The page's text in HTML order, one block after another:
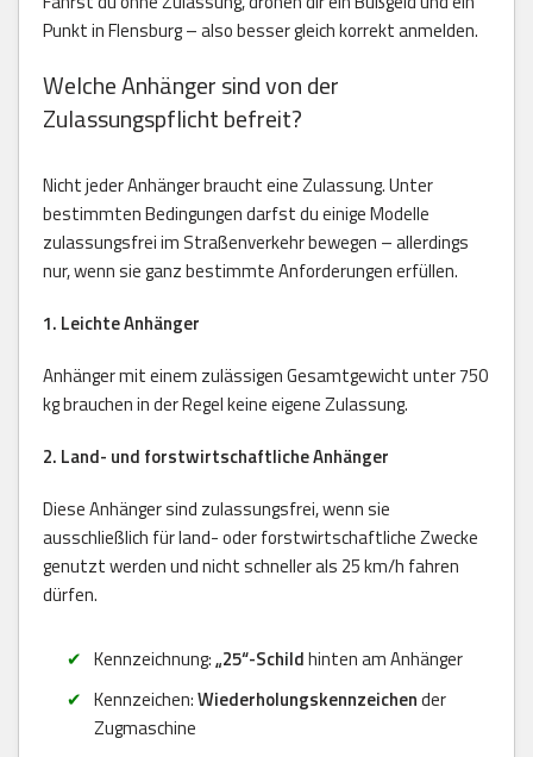
Punkt in Flensburg – also besser gleich korrekt anmelden.
Welche Anhänger sind von der
Zulassungspflicht befreit?
Nicht jeder Anhänger braucht eine Zulassung. Unter
bestimmten Bedingungen darfst du einige Modelle
zulassungsfrei im Straßenverkehr bewegen – allerdings
nur, wenn sie ganz bestimmte Anforderungen erfüllen.
1. Leichte Anhänger
Anhänger mit einem zulässigen Gesamtgewicht unter 750
kg brauchen in der Regel keine eigene Zulassung.
2. Land- und forstwirtschaftliche Anhänger
Diese Anhänger sind zulassungsfrei, wenn sie
ausschließlich für land- oder forstwirtschaftliche Zwecke
genutzt werden und nicht schneller als 25 km/h fahren
dürfen.
Kennzeichnung:„25“-Schildhinten am Anhänger
Kennzeichen:Wiederholungskennzeichender
Zugmaschine